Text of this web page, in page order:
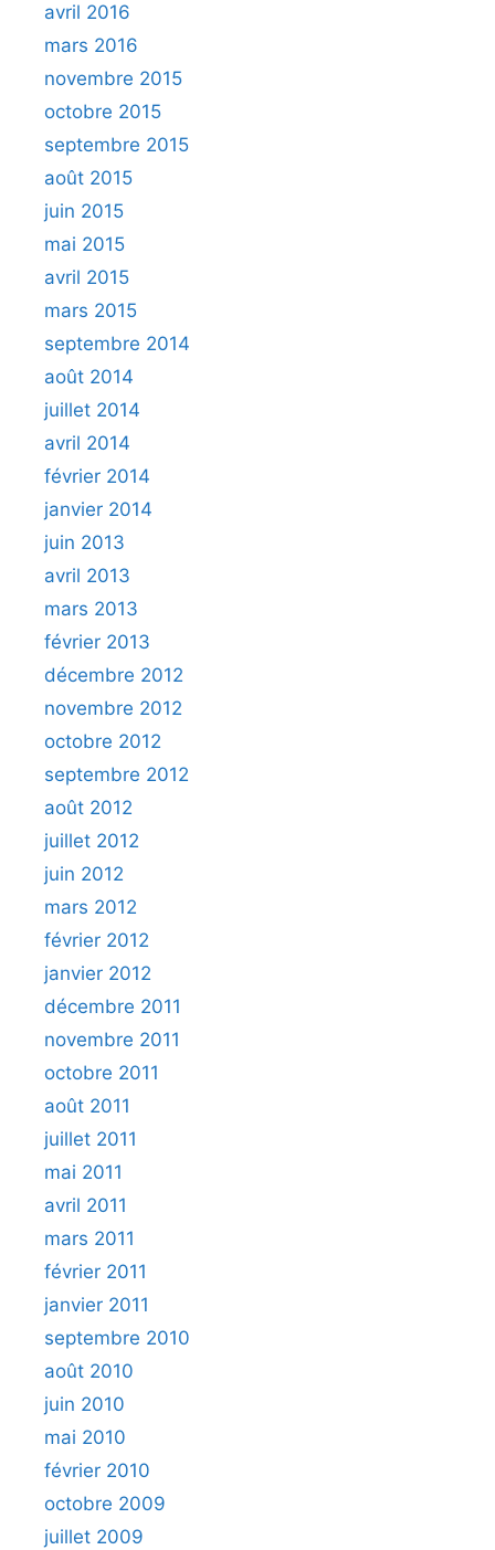
avril 2016
mars 2016
novembre 2015
octobre 2015
septembre 2015
août 2015
juin 2015
mai 2015
avril 2015
mars 2015
septembre 2014
août 2014
juillet 2014
avril 2014
février 2014
janvier 2014
juin 2013
avril 2013
mars 2013
février 2013
décembre 2012
novembre 2012
octobre 2012
septembre 2012
août 2012
juillet 2012
juin 2012
mars 2012
février 2012
janvier 2012
décembre 2011
novembre 2011
octobre 2011
août 2011
juillet 2011
mai 2011
avril 2011
mars 2011
février 2011
janvier 2011
septembre 2010
août 2010
juin 2010
mai 2010
février 2010
octobre 2009
juillet 2009